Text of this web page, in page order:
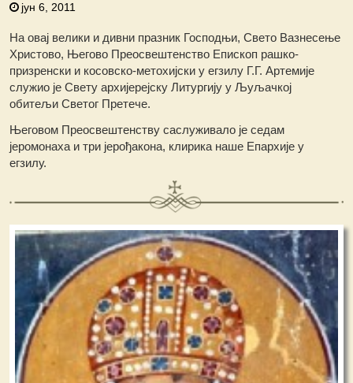
јун 6, 2011
На овај велики и дивни празник Господњи, Свето Вазнесење
Христово, Његово Преосвештенство Епископ рашко-
призренски и косовско-метохијски у егзилу Г.Г. Артемије
служио је Свету архијерејску Литургију у Љуљачкој
обитељи Светог Претече.
Његовом Преосвештенству саслуживало је седам
јеромонаха и три јерођакона, клирика наше Епархије у
егзилу.